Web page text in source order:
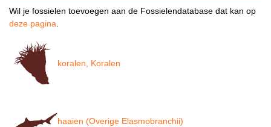
Wil je fossielen toevoegen aan de Fossielendatabase dat kan op
deze pagina.
koralen, Koralen
haaien (Overige Elasmobranchii)